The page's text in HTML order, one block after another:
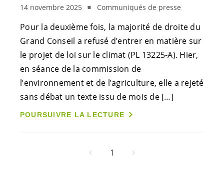
14 novembre 2025 Communiqués de presse
Pour la deuxième fois, la majorité de droite du
Grand Conseil a refusé d’entrer en matière sur
le projet de loi sur le climat (PL 13225-A). Hier,
en séance de la commission de
l’environnement et de l’agriculture, elle a rejeté
sans débat un texte issu de mois de […]
POURSUIVRE LA LECTURE
1